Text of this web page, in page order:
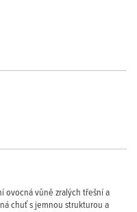
ovocná vůně zralých třešní a
chuť s jemnou strukturou a